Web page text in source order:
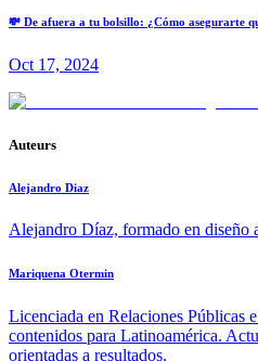
💸 De afuera a tu bolsillo: ¿Cómo asegurarte
Oct 17, 2024
Auteurs
Alejandro Diaz
Alejandro Díaz, formado en diseño
Mariquena Otermin
Licenciada en Relaciones Públicas
contenidos para Latinoamérica.
orientadas a resultados.